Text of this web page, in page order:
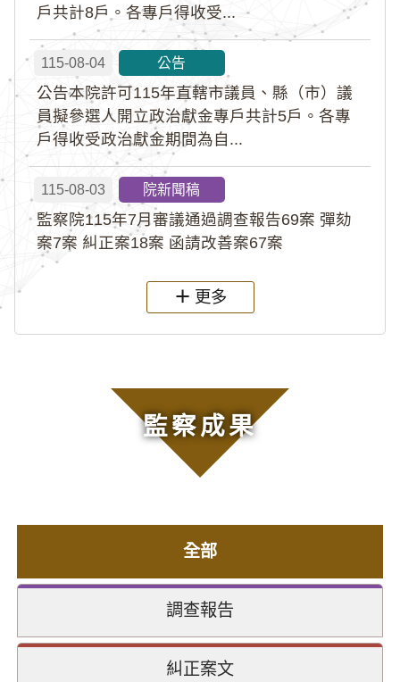
戶共計8戶。各專戶得收受...
115-08-04 公告
公告本院許可115年直轄市議員、縣（市）議
員擬參選人開立政治獻金專戶共計5戶。各專
戶得收受政治獻金期間為自...
115-08-03 院新聞稿
監察院115年7月審議通過調查報告69案 彈劾
案7案 糾正案18案 函請改善案67案
更多
監察成果
全部
調查報告
糾正案文